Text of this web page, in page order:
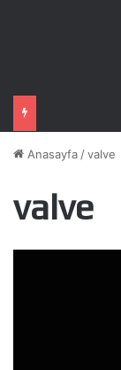
Anasayfa /valve
valve